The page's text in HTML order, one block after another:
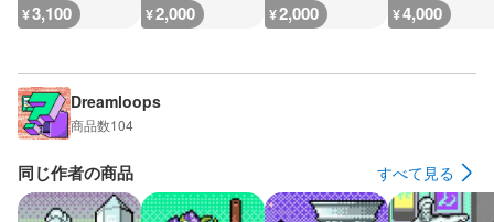
¥3,100 ¥2,000 ¥2,000 ¥4,000
Dreamloops
商品数104
同じ作者の商品 すべて見る